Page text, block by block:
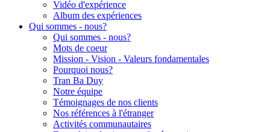
Vidéo d'expérience
Album des expériences
Qui sommes - nous?
Qui sommes - nous?
Mots de coeur
Mission - Vision - Valeurs fondamentales
Pourquoi nous?
Tran Ba Duy
Notre équipe
Témoignages de nos clients
Nos références à l'étranger
Activités communautaires